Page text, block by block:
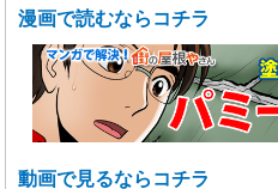
漫画で読むならコチラ
動画で見るならコチラ